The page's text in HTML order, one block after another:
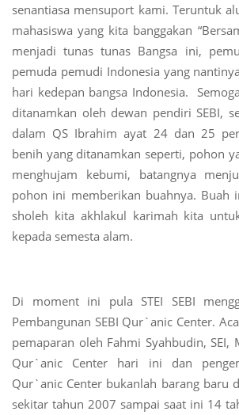
senantiasa mensuport kami. Teruntuk
mahasiswa yang kita banggakan
menjadi tunas tunas Bangsa ini,
pemuda pemudi Indonesia yang
hari kedepan bangsa Indonesia.
ditanamkan oleh dewan pendiri SEBI,
dalam QS Ibrahim ayat 24 dan 25
benih yang ditanamkan seperti, pohon
menghujam kebumi, batangnya
pohon ini memberikan buahnya. Buah
sholeh kita akhlakul karimah kita
kepada semesta alam.
Di moment ini pula STEI SEBI
Pembangunan SEBI Qur`anic Center.
pemaparan oleh Fahmi Syahbudin, SEI,
Qur`anic Center hari ini dan
Qur`anic Center bukanlah barang baru
sekitar tahun 2007 sampai saat ini 14